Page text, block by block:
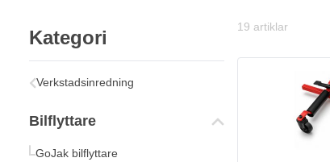
Kategori
Verkstadsinredning
Bilflyttare
GoJak bilflyttare
19 artiklar